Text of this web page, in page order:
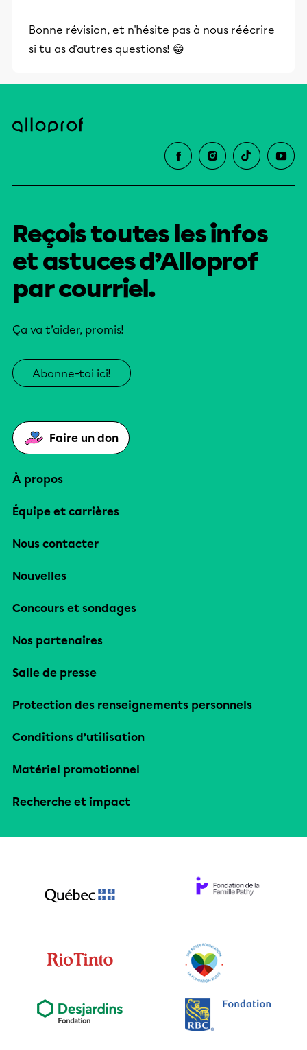
Bonne révision, et n'hésite pas à nous réécrire
si tu as d'autres questions! 😁
Reçois toutes les infos
et astuces d’Alloprof
par courriel.
Ça va t’aider, promis!
Abonne-toi ici!
Faire un don
À propos
Équipe et carrières
Nous contacter
Nouvelles
Concours et sondages
Nos partenaires
Salle de presse
Protection des renseignements personnels
Conditions d’utilisation
Matériel promotionnel
Recherche et impact